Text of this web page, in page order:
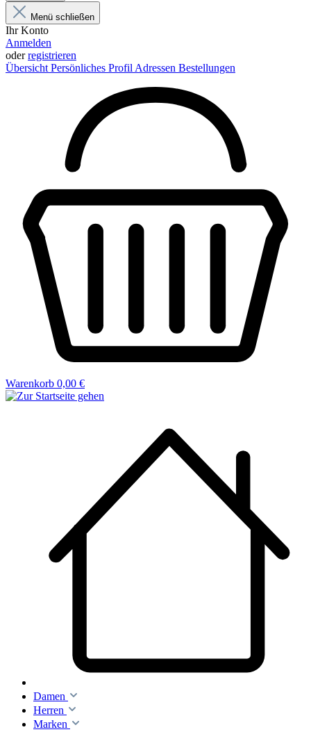
Menü schließen
Ihr Konto
Anmelden
oderregistrieren
Übersicht Persönliches Profil Adressen Bestellungen
Warenkorb 0,00 €
Damen
Herren
Marken